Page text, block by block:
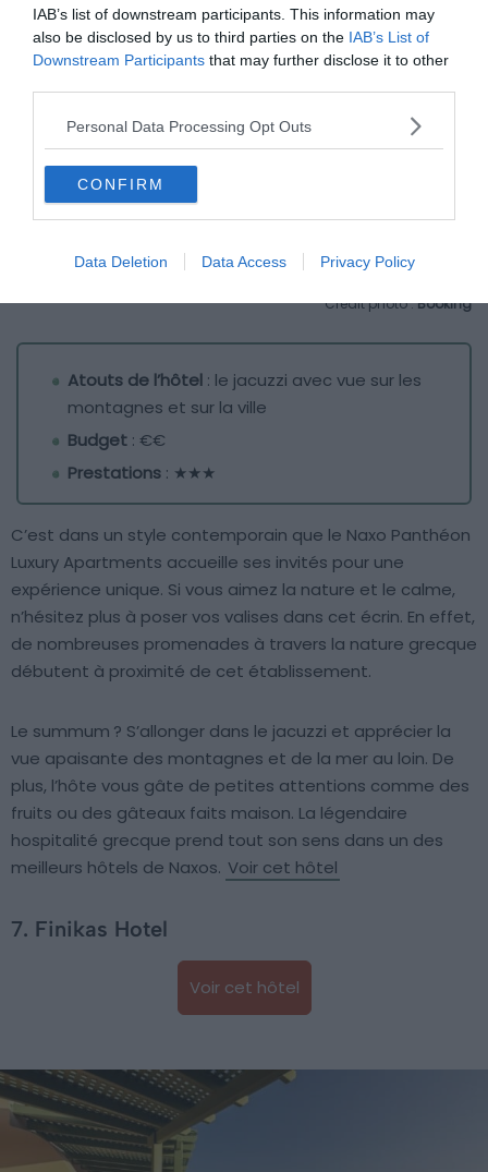
IAB’s list of downstream participants. This information may
also be disclosed by us to third parties on the IAB’s List of
Downstream Participants that may further disclose it to other
Personal Data Processing Opt Outs
CONFIRM
Data Deletion Data Access Privacy Policy
Crédit photo :Booking
Atouts de l’hôtel : le jacuzzi avec vue sur les
montagnes et sur la ville
Budget : €€
Prestations : ★★★
C’est dans un style contemporain que le Naxo Panthéon
Luxury Apartments accueille ses invités pour une
expérience unique. Si vous aimez la nature et le calme,
n’hésitez plus à poser vos valises dans cet écrin. En effet,
de nombreuses promenades à travers la nature grecque
débutent à proximité de cet établissement.
Le summum ? S’allonger dans le jacuzzi et apprécier la
vue apaisante des montagnes et de la mer au loin. De
plus, l’hôte vous gâte de petites attentions comme des
fruits ou des gâteaux faits maison. La légendaire
hospitalité grecque prend tout son sens dans un des
meilleurs hôtels de Naxos. Voir cet hôtel
7. Finikas Hotel
Voir cet hôtel